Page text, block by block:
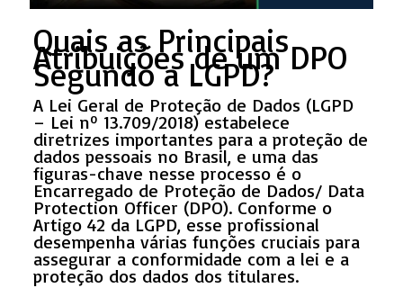
Quais as Principais
Atribuições de um DPO
Segundo a LGPD?
A Lei Geral de Proteção de Dados (LGPD
– Lei nº 13.709/2018) estabelece
diretrizes importantes para a proteção de
dados pessoais no Brasil, e uma das
figuras-chave nesse processo é o
Encarregado de Proteção de Dados/ Data
Protection Officer (DPO). Conforme o
Artigo 42 da LGPD, esse profissional
desempenha várias funções cruciais para
assegurar a conformidade com a lei e a
proteção dos dados dos titulares.